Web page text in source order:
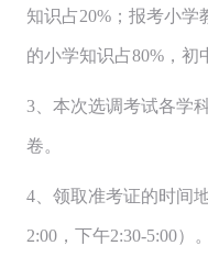
知识占20%；报考小
的小学知识占80%，初
3、本次选调考试各学
卷。
4、领取准考证的时间
2:00，下午2:30-5:00